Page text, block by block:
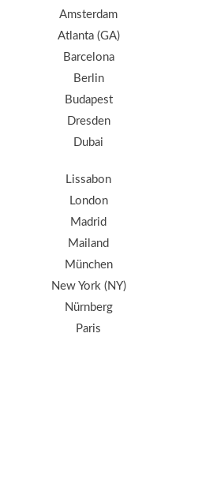
Amsterdam
Atlanta (GA)
Barcelona
Berlin
Budapest
Dresden
Dubai
Lissabon
London
Madrid
Mailand
München
New York (NY)
Nürnberg
Paris